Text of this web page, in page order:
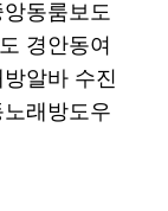
동룸보도
경안동여
알바 수진
래방도우